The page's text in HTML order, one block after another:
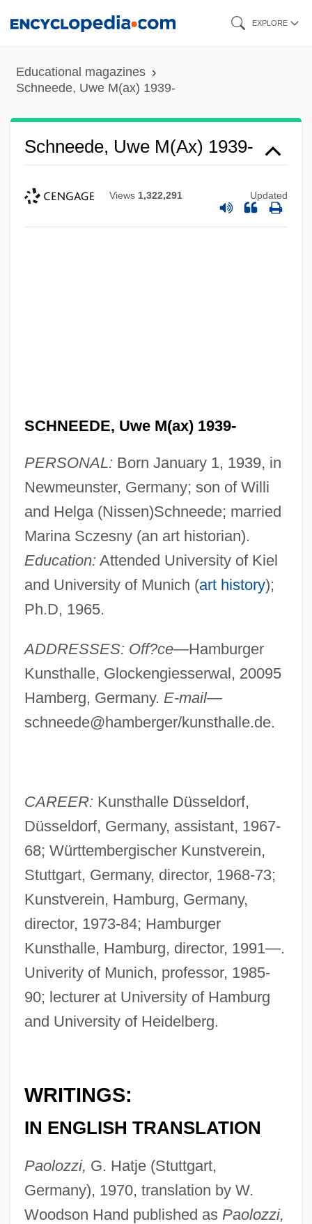
content
EXPLORE
Educational magazines
Schneede, Uwe M(ax) 1939-
Schneede, Uwe M(ax) 1939-
Views 1,322,291 Updated
SCHNEEDE, Uwe M(ax) 1939-
PERSONAL: Born January 1, 1939, in
Newmeunster, Germany; son of Willi
and Helga (Nissen)Schneede; married
Marina Sczesny (an art historian).
Education: Attended University of Kiel
and University of Munich (art history);
Ph.D, 1965.
ADDRESSES: Off?ce—Hamburger
Kunsthalle, Glockengiesserwal, 20095
Hamberg, Germany. E-mail—
schneede@hamberger/kunsthalle.de.
CAREER: Kunsthalle Düsseldorf,
Düsseldorf, Germany, assistant, 1967-
68; Württembergischer Kunstverein,
Stuttgart, Germany, director, 1968-73;
Kunstverein, Hamburg, Germany,
director, 1973-84; Hamburger
Kunsthalle, Hamburg, director, 1991—.
Univerity of Munich, professor, 1985-
90; lecturer at University of Hamburg
and University of Heidelberg.
WRITINGS:
IN ENGLISH TRANSLATION
Paolozzi, G. Hatje (Stuttgart,
Germany), 1970, translation by W.
Woodson Hand published as Paolozzi,